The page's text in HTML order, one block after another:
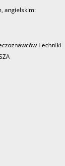
angielskim:
Techniki